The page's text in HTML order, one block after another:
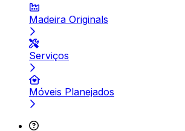
Madeira Originals
Serviços
Móveis Planejados